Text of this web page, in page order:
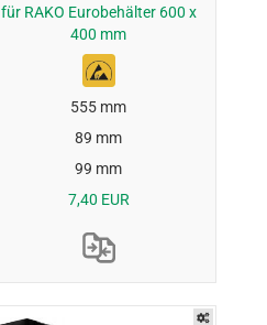
für RAKO Eurobehälter 600 x
400 mm
555 mm
89 mm
99 mm
7,40 EUR